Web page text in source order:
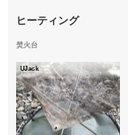
ヒーティング
焚火台
UJack